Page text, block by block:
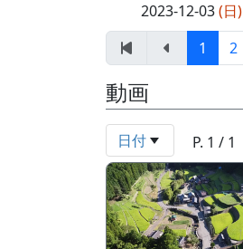
2023-12-03(日)
1
2
動画
日付 P. 1 / 1